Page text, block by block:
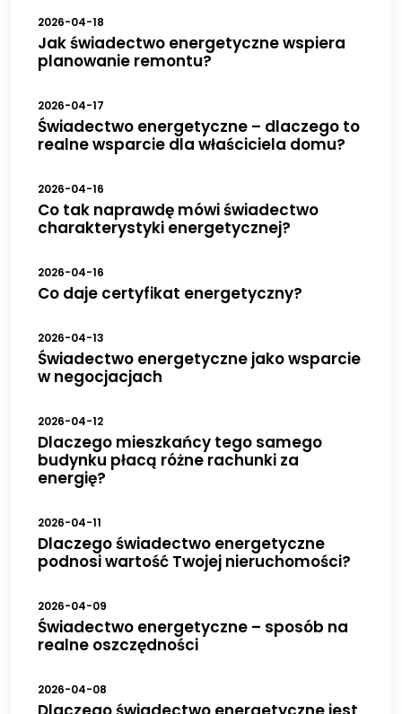
2026-04-18
Jak świadectwo energetyczne wspiera
planowanie remontu?
2026-04-17
Świadectwo energetyczne – dlaczego to
realne wsparcie dla właściciela domu?
2026-04-16
Co tak naprawdę mówi świadectwo
charakterystyki energetycznej?
2026-04-16
Co daje certyfikat energetyczny?
2026-04-13
Świadectwo energetyczne jako wsparcie
w negocjacjach
2026-04-12
Dlaczego mieszkańcy tego samego
budynku płacą różne rachunki za
energię?
2026-04-11
Dlaczego świadectwo energetyczne
podnosi wartość Twojej nieruchomości?
2026-04-09
Świadectwo energetyczne – sposób na
realne oszczędności
2026-04-08